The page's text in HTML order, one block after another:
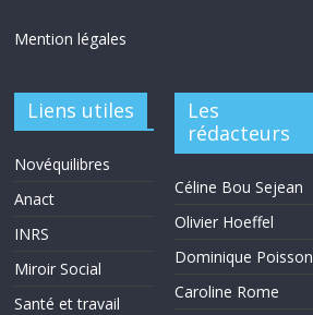
Mention légales
Liens utiles
Novéquilibres
Anact
INRS
Miroir Social
Santé et travail
Les
rédacteurs
Céline Bou Sejean
Olivier Hoeffel
Dominique Poisson
Caroline Rome